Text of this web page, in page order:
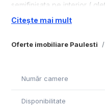
Oferte imobiliare Paulesti
semifinisata pe interior (
Geamuri triplex , culoare
Utilitati : Curent trifazic, apa
continuare la strada
Citește mai mult
Număr camere
Disponibilitate